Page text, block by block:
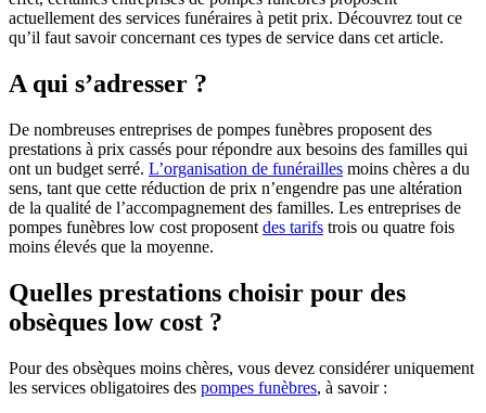
actuellement des services funéraires à petit prix. Découvrez tout ce
qu’il faut savoir concernant ces types de service dans cet article.
A qui s’adresser ?
De nombreuses entreprises de pompes funèbres proposent des
prestations à prix cassés pour répondre aux besoins des familles qui
ont un budget serré. L’organisation de funérailles moins chères a du
sens, tant que cette réduction de prix n’engendre pas une altération
de la qualité de l’accompagnement des familles. Les entreprises de
pompes funèbres low cost proposent des tarifs trois ou quatre fois
moins élevés que la moyenne.
Quelles prestations choisir pour des
obsèques low cost ?
Pour des obsèques moins chères, vous devez considérer uniquement
les services obligatoires des pompes funèbres, à savoir :